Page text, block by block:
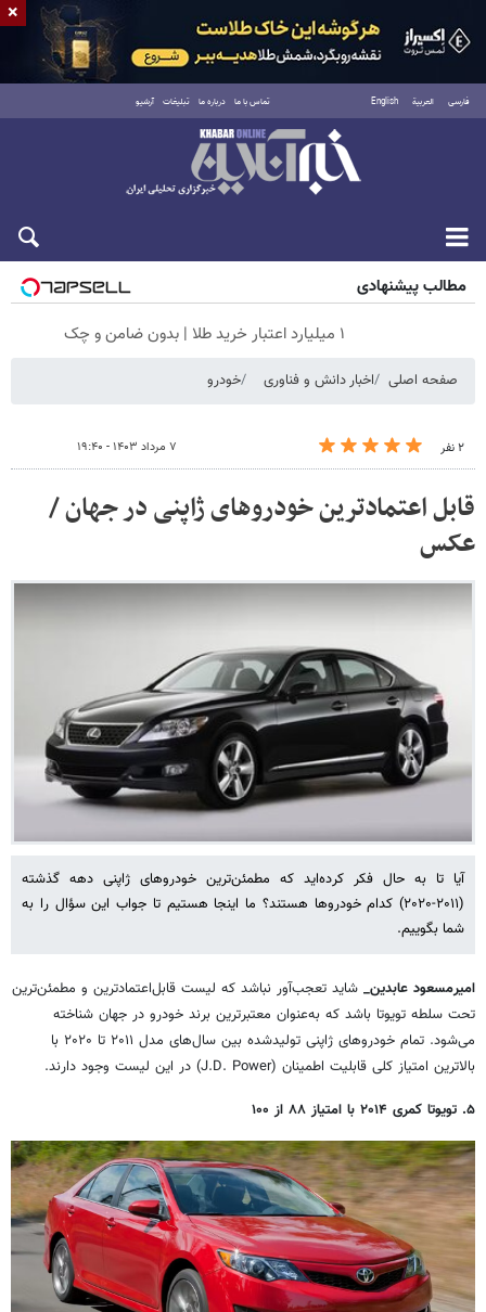
فارسی العربية English تماس با ما درباره ما تبلیغات آرشیو
جمعه ۱۶ مرداد ۱۴۰۵
مطالب پیشنهادی
۱ میلیارد اعتبار خرید طلا | بدون ضامن و چک
صفحه اصلی اخبار دانش و فناوری خودرو
۲ نفر ۷ مرداد ۱۴۰۳ - ۱۹:۴۰
قابل‌ اعتمادترین خودروهای ژاپنی در جهان /
عکس
آیا تا به حال فکر کرده‌اید که مطمئن‌ترین خودروهای ژاپنی دهه گذشته
(۲۰۱۱-۲۰۲۰) کدام خودروها هستند؟ ما اینجا هستیم تا جواب این سؤال را به
شما بگوییم.
امیرمسعود عابدین_ شاید تعجب‌آور نباشد که لیست قابل‌اعتمادترین و مطمئن‌ترین
تحت سلطه تویوتا باشد که به‌عنوان معتبرترین برند خودرو در جهان شناخته
می‌شود. تمام خودروهای ژاپنی تولیدشده بین سال‌های مدل ۲۰۱۱ تا ۲۰۲۰ با
بالاترین امتیاز کلی قابلیت اطمینان (J.D. Power) در این لیست وجود دارند.
۵. تویوتا کمری ۲۰۱۴ با امتیاز ۸۸ از ۱۰۰
×